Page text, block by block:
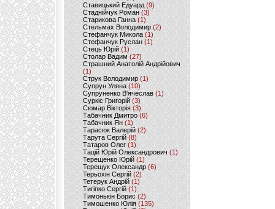
Ставицький Едуард (9)
Стаднійчук Роман(3)
Старикова Ганна (1)
Стельмах Володимир(2)
Стефанчук Микола (1)
Стефанчук Руслан (1)
Стець Юрій (1)
Столар Вадим(27)
Страшний Анатолій Андрійович
(1)
Струк Володимир (1)
Супрун Уляна (10)
Супруненко В'ячеслав (1)
Суркіс Григорій (3)
Сюмар Вікторія (3)
Табачник Дмитро (6)
Табачник Ян(1)
Тарасюк Валерій (2)
Тарута Сергій (8)
Татаров Олег(1)
Тацій Юрій Олександрович(1)
Терещенко Юрій(1)
Терещук Олександр(6)
Терьохін Сергій (2)
Тетерук Андрій (1)
Тигіпко Сергій(1)
Тимонькін Борис (2)
Тимошенко Юлія (135)